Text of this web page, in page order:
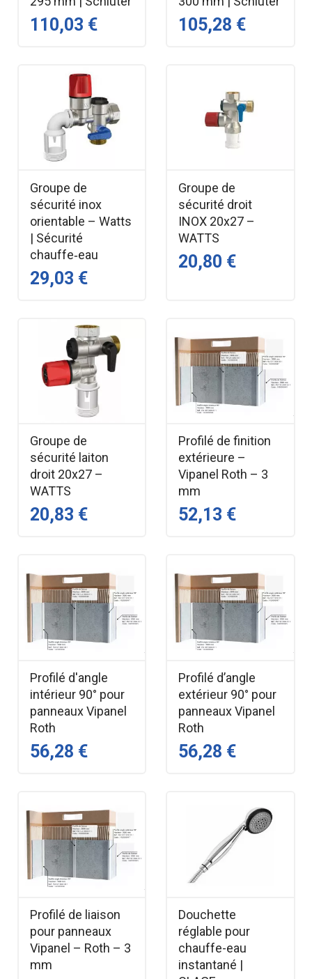
110,03 € 105,28 €
Groupe de
sécurité inox
orientable – Watts
| Sécurité
chauffe‑eau
29,03 €
Groupe de
sécurité droit
INOX 20x27 –
WATTS
20,80 €
Groupe de
sécurité laiton
droit 20x27 –
WATTS
20,83 €
Profilé de finition
extérieure –
Vipanel Roth – 3
mm
52,13 €
Profilé d'angle
intérieur 90° pour
panneaux Vipanel
Roth
56,28 €
Profilé d’angle
extérieur 90° pour
panneaux Vipanel
Roth
56,28 €
Profilé de liaison
pour panneaux
Vipanel – Roth – 3
mm
Douchette
réglable pour
chauffe-eau
instantané |